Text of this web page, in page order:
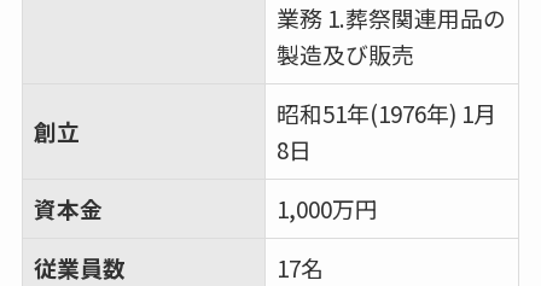
業務 1.葬祭関連用品の
製造及び販売
創立
昭和51年(1976年) 1月
8日
資本金
1,000万円
従業員数
17名